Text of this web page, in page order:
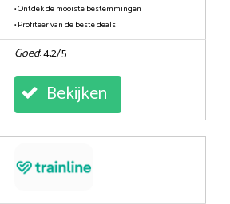
• Ontdek de mooiste bestemmingen
• Profiteer van de beste deals
Goed: 4,2/5
Bekijken